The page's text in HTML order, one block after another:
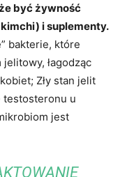
być żywność
i suplementy.
bakterie, które
łagodząc
Zły stan jelit
testosteronu u
jest